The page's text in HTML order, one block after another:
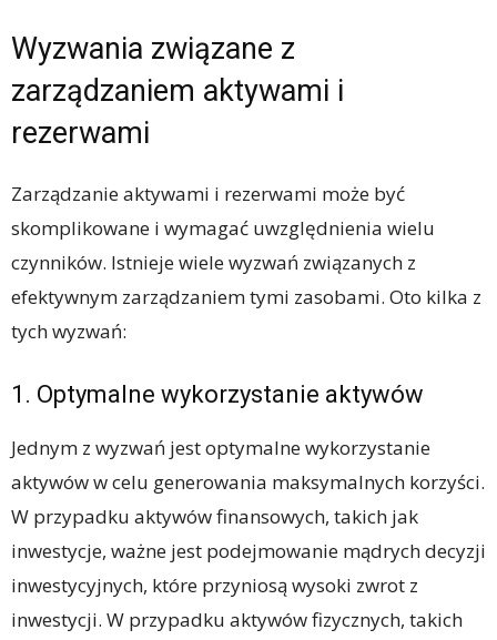
Wyzwania związane z
zarządzaniem aktywami i
rezerwami
Zarządzanie aktywami i rezerwami może być
skomplikowane i wymagać uwzględnienia wielu
czynników. Istnieje wiele wyzwań związanych z
efektywnym zarządzaniem tymi zasobami. Oto kilka z
tych wyzwań:
1. Optymalne wykorzystanie aktywów
Jednym z wyzwań jest optymalne wykorzystanie
aktywów w celu generowania maksymalnych korzyści.
W przypadku aktywów finansowych, takich jak
inwestycje, ważne jest podejmowanie mądrych decyzji
inwestycyjnych, które przyniosą wysoki zwrot z
inwestycji. W przypadku aktywów fizycznych, takich